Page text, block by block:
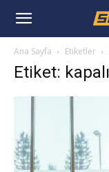
Ana Sayfa Etiketler
Etiket: